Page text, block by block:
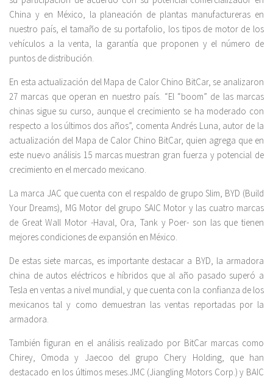
China y en México, la planeación de plantas manufactureras en
nuestro país, el tamaño de su portafolio, los tipos de motor de los
vehículos a la venta, la garantía que proponen y el número de
puntos de distribución.
En esta actualización del Mapa de Calor Chino BitCar, se analizaron
27 marcas que operan en nuestro país. “El “boom” de las marcas
chinas sigue su curso, aunque el crecimiento se ha moderado con
respecto a los últimos dos años”, comenta Andrés Luna, autor de la
actualización del Mapa de Calor Chino BitCar, quien agrega que en
este nuevo análisis 15 marcas muestran gran fuerza y potencial de
crecimiento en el mercado mexicano.
La marca JAC que cuenta con el respaldo de grupo Slim, BYD (Build
Your Dreams), MG Motor del grupo SAIC Motor y las cuatro marcas
de Great Wall Motor -Haval, Ora, Tank y Poer- son las que tienen
mejores condiciones de expansión en México.
De estas siete marcas, es importante destacar a BYD, la armadora
china de autos eléctricos e híbridos que al año pasado superó a
Tesla en ventas a nivel mundial, y que cuenta con la confianza de los
mexicanos tal y como demuestran las ventas reportadas por la
armadora.
También figuran en el análisis realizado por BitCar marcas como
Chirey, Omoda y Jaecoo del grupo Chery Holding, que han
destacado en los últimos meses.JMC (Jiangling Motors Corp.) y BAIC